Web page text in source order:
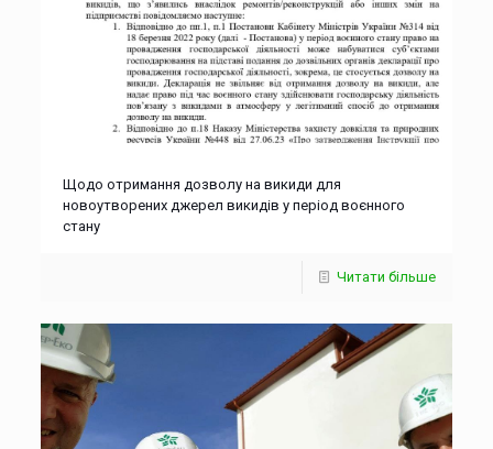
Щодо отримання дозволу на викиди для
новоутворених джерел викидів у період воєнного
стану
Читати більше